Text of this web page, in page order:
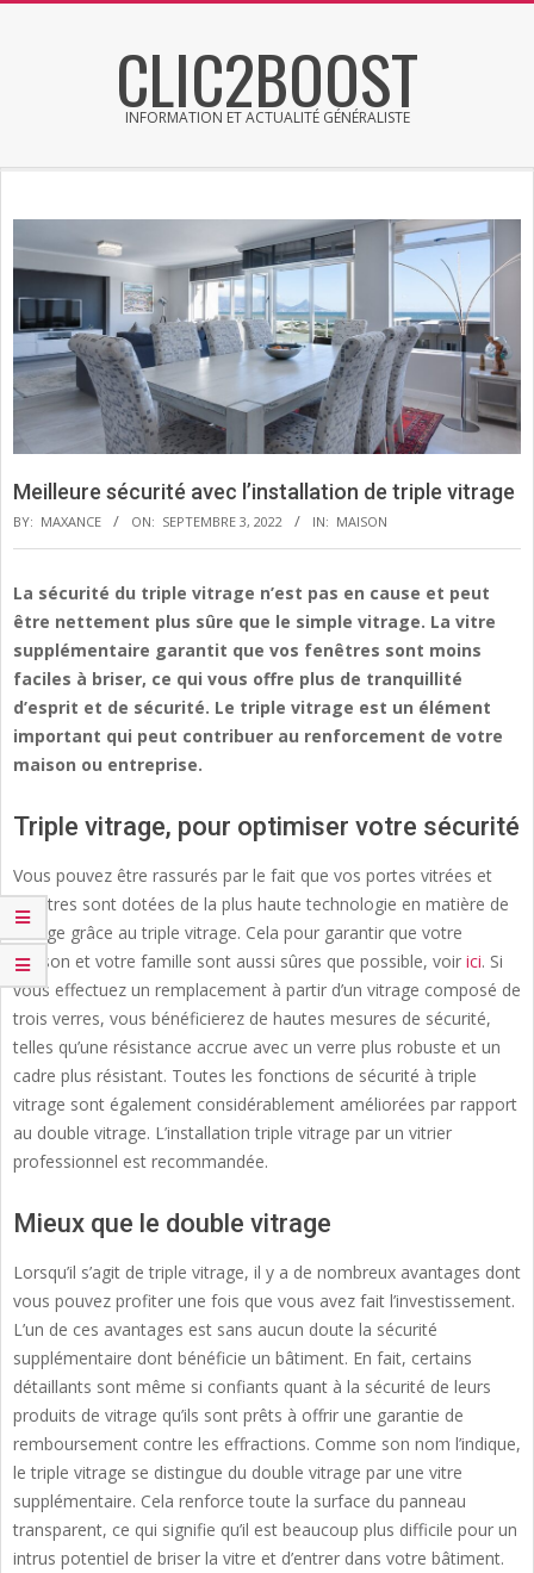
CLIC2BOOST
INFORMATION ET ACTUALITÉ GÉNÉRALISTE
Meilleure sécurité avec l’installation de triple vitrage
BY: MAXANCE ON: SEPTEMBRE 3, 2022 IN: MAISON
La sécurité du triple vitrage n’est pas en cause et peut
être nettement plus sûre que le simple vitrage. La vitre
supplémentaire garantit que vos fenêtres sont moins
faciles à briser, ce qui vous offre plus de tranquillité
d’esprit et de sécurité. Le triple vitrage est un élément
important qui peut contribuer au renforcement de votre
maison ou entreprise.
Triple vitrage, pour optimiser votre sécurité
Vous pouvez être rassurés par le fait que vos portes vitrées et
fenêtres sont dotées de la plus haute technologie en matière de
vitrage grâce au triple vitrage. Cela pour garantir que votre
maison et votre famille sont aussi sûres que possible, voir ici. Si
vous effectuez un remplacement à partir d’un vitrage composé de
trois verres, vous bénéficierez de hautes mesures de sécurité,
telles qu’une résistance accrue avec un verre plus robuste et un
cadre plus résistant. Toutes les fonctions de sécurité à triple
vitrage sont également considérablement améliorées par rapport
au double vitrage. L’installation triple vitrage par un vitrier
professionnel est recommandée.
Mieux que le double vitrage
Lorsqu’il s’agit de triple vitrage, il y a de nombreux avantages dont
vous pouvez profiter une fois que vous avez fait l’investissement.
L’un de ces avantages est sans aucun doute la sécurité
supplémentaire dont bénéficie un bâtiment. En fait, certains
détaillants sont même si confiants quant à la sécurité de leurs
produits de vitrage qu’ils sont prêts à offrir une garantie de
remboursement contre les effractions. Comme son nom l’indique,
le triple vitrage se distingue du double vitrage par une vitre
supplémentaire. Cela renforce toute la surface du panneau
transparent, ce qui signifie qu’il est beaucoup plus difficile pour un
intrus potentiel de briser la vitre et d’entrer dans votre bâtiment.